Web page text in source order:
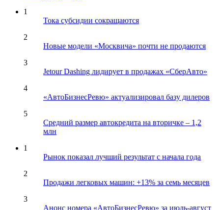
1
Тока субсидии сокращаются
2
Новые модели «Москвича» почти не продаются
3
Jetour Dashing лидирует в продажах «СберАвто»
4
«АвтоБизнесРевю» актуализировал базу дилеров
5
Средний размер автокредита на вторичке – 1,2
млн
1
Рынок показал лучший результат с начала года
2
Продажи легковых машин: +13% за семь месяцев
3
Анонс номера «АвтоБизнесРевю» за июль-август